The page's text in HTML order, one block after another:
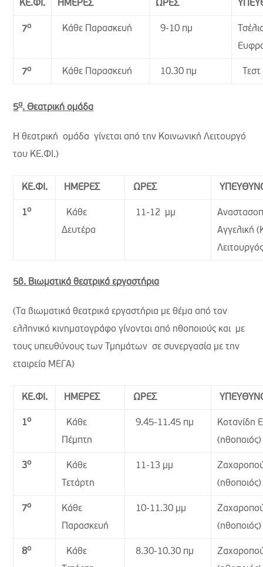
ΚΕ.ΦΙ. ΗΜΕΡΕΣ ΩΡΕΣ
7ο Κάθε Παρασκευή 9-10 πμ
7ο Κάθε Παρασκευή 10.30 πμ
5α. Θεατρική ομάδα
Η θεατρική ομάδα γίνεται από την Κοινωνική Λειτουργό
του ΚΕ.ΦΙ.)
ΚΕ.ΦΙ. ΗΜΕΡΕΣ ΩΡΕΣ
1ο
Κάθε
Δευτέρα
11-12 μμ
Αγγελική
5β. Βιωματικά θεατρικά εργαστήρια
(Τα βιωματικά θεατρικά εργαστήρια με θέμα από τον
ελληνικό κινηματογράφο γίνονται από ηθοποιούς και με
τους υπευθύνους των Τμημάτων σε συνεργασία με την
εταιρεία ΜΕΓΑ)
ΚΕ.ΦΙ. ΗΜΕΡΕΣ ΩΡΕΣ
1ο
Κάθε
Πέμπτη
9.45-11.45 πμ
Κοτανίδη
(ηθοποιός)
3ο
Κάθε
Τετάρτη
11-13 μμ
(ηθοποιός)
7ο
Κάθε
Παρασκευή
10-11.30 μμ
(ηθοποιός)
8ο
Κάθε
8.30-10.30 πμ